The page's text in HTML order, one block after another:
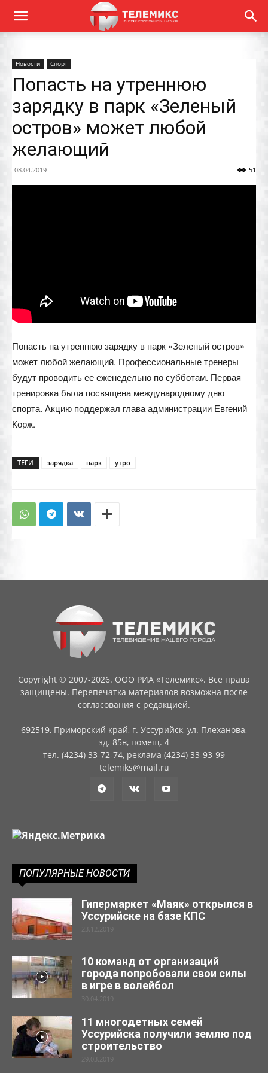
Новости Спорт
Попасть на утреннюю
зарядку в парк «Зеленый
остров» может любой
желающий
08.04.2019 51
Попасть на утреннюю зарядку в парк «Зеленый остров»
может любой желающий. Профессиональные тренеры
будут проводить ее еженедельно по субботам. Первая
тренировка была посвящена международному дню
спорта. Акцию поддержал глава администрации Евгений
Корж.
ТЕГИ зарядка парк утро
Copyright © 2007-2026. ООО РИА «Телемикс». Все права
защищены. Перепечатка материалов возможна после
согласования с редакцией.
692519, Приморский край, г. Уссурийск, ул. Плеханова,
зд. 85в, помещ. 4
тел. (4234) 33-72-74, реклама (4234) 33-93-99
telemiks@mail.ru
ПОПУЛЯРНЫЕ НОВОСТИ
Гипермаркет «Маяк» открылся в
Уссурийске на базе КПС
23.12.2019
10 команд от организаций
города попробовали свои силы
в игре в волейбол
30.04.2019
11 многодетных семей
Уссурийска получили землю под
строительство
29.03.2019